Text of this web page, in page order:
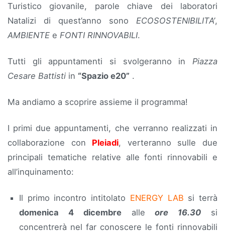
Turistico giovanile, parole chiave dei laboratori
Natalizi di quest’anno sono ECOSOSTENIBILITA’,
AMBIENTE e FONTI RINNOVABILI.
Tutti gli appuntamenti si svolgeranno in Piazza
Cesare Battisti in “Spazio e20” .
Ma andiamo a scoprire assieme il programma!
I primi due appuntamenti, che verranno realizzati in
collaborazione con Pleiadi, verteranno sulle due
principali tematiche relative alle fonti rinnovabili e
all’inquinamento:
Il primo incontro intitolato ENERGY LAB si terrà
domenica 4 dicembrealleore 16.30 si
concentrerà nel far conoscere le fonti rinnovabili